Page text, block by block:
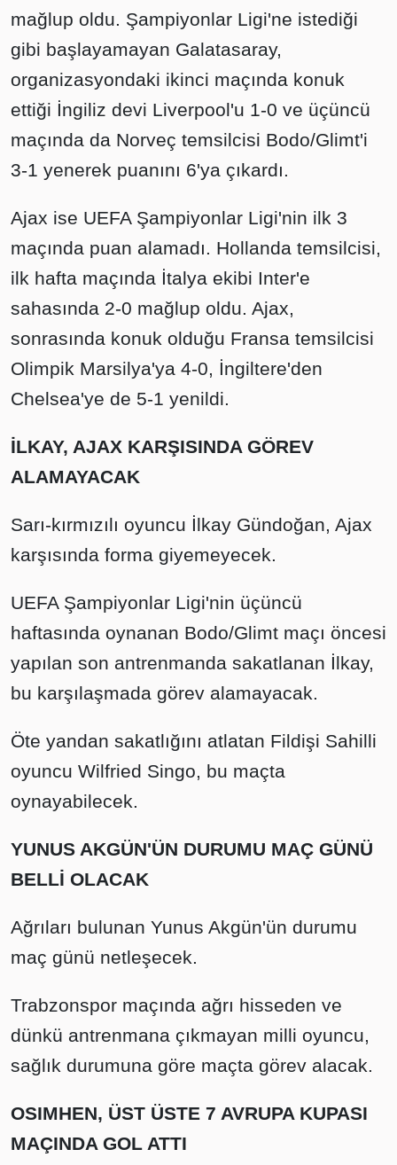
mağlup oldu. Şampiyonlar Ligi'ne istediği
gibi başlayamayan Galatasaray,
organizasyondaki ikinci maçında konuk
ettiği İngiliz devi Liverpool'u 1-0 ve üçüncü
maçında da Norveç temsilcisi Bodo/Glimt'i
3-1 yenerek puanını 6'ya çıkardı.
Ajax ise UEFA Şampiyonlar Ligi'nin ilk 3
maçında puan alamadı. Hollanda temsilcisi,
ilk hafta maçında İtalya ekibi Inter'e
sahasında 2-0 mağlup oldu. Ajax,
sonrasında konuk olduğu Fransa temsilcisi
Olimpik Marsilya'ya 4-0, İngiltere'den
Chelsea'ye de 5-1 yenildi.
İLKAY, AJAX KARŞISINDA GÖREV
ALAMAYACAK
Sarı-kırmızılı oyuncu İlkay Gündoğan, Ajax
karşısında forma giyemeyecek.
UEFA Şampiyonlar Ligi'nin üçüncü
haftasında oynanan Bodo/Glimt maçı öncesi
yapılan son antrenmanda sakatlanan İlkay,
bu karşılaşmada görev alamayacak.
Öte yandan sakatlığını atlatan Fildişi Sahilli
oyuncu Wilfried Singo, bu maçta
oynayabilecek.
YUNUS AKGÜN'ÜN DURUMU MAÇ GÜNÜ
BELLİ OLACAK
Ağrıları bulunan Yunus Akgün'ün durumu
maç günü netleşecek.
Trabzonspor maçında ağrı hisseden ve
dünkü antrenmana çıkmayan milli oyuncu,
sağlık durumuna göre maçta görev alacak.
OSIMHEN, ÜST ÜSTE 7 AVRUPA KUPASI
MAÇINDA GOL ATTI